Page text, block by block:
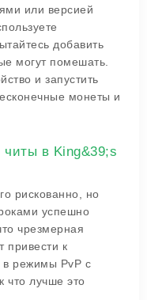
или версией
добавить
могут помешать.
и запустить
монеты и
читы в King&39;s
рискованно, но
успешно
чрезмерная
привести к
в режимы PvP с
что лучше это